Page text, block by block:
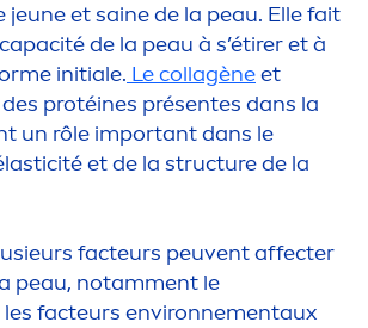
jeune et saine de la peau. Elle fait
de la peau à s’étirer et à
initiale. Le collagèneet
protéines présentes dans la
un rôle important dans le
et de la structure de la
facteurs peuvent affecter
peau, notamment le
les facteurs environnementaux